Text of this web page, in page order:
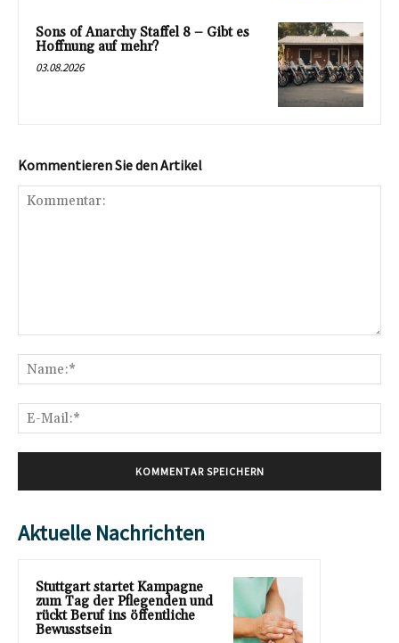
Sons of Anarchy Staffel 8 – Gibt es
Hoffnung auf mehr?
03.08.2026
Kommentieren Sie den Artikel
Aktuelle Nachrichten
Stuttgart startet Kampagne
zum Tag der Pflegenden und
rückt Beruf ins öffentliche
Bewusstsein